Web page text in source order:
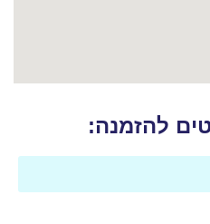
להזמנה: